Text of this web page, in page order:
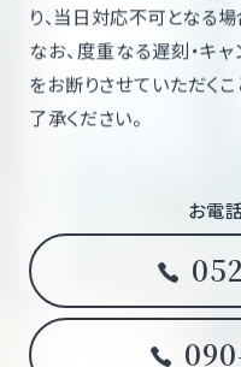
り、当日対応不可となる場
なお、度重なる遅刻・キ
をお断りさせていただく
了承ください。
お電